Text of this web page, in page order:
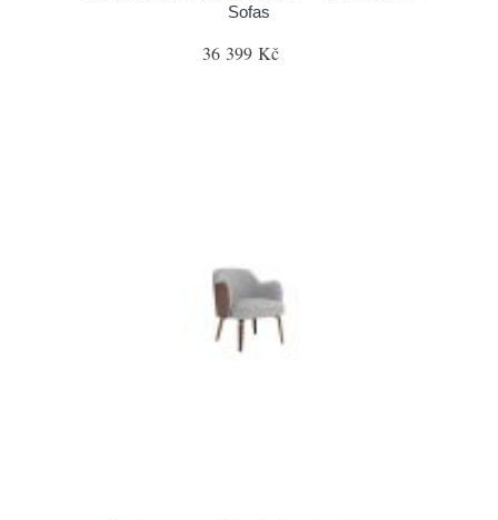
Sofas
36 399 Kč